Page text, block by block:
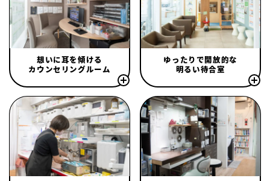
想いに耳を傾ける
カウンセリングルーム
ゆったりで開放的な
明るい待合室